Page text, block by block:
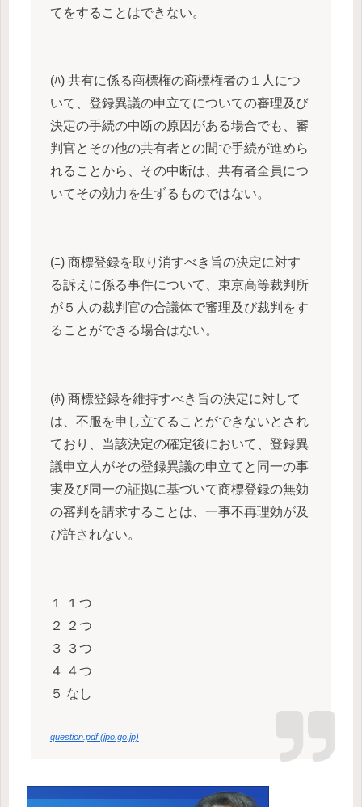
てをすることはできない。
(ﾊ) 共有に係る商標権の商標権者の１人につ
いて、登録異議の申立てについての審理及び
決定の手続の中断の原因がある場合でも、審
判官とその他の共有者との間で手続が進めら
れることから、その中断は、共有者全員につ
いてその効力を生ずるものではない。
(ﾆ) 商標登録を取り消すべき旨の決定に対す
る訴えに係る事件について、東京高等裁判所
が５人の裁判官の合議体で審理及び裁判をす
ることができる場合はない。
(ﾎ) 商標登録を維持すべき旨の決定に対して
は、不服を申し立てることができないとされ
ており、当該決定の確定後において、登録異
議申立人がその登録異議の申立てと同一の事
実及び同一の証拠に基づいて商標登録の無効
の審判を請求することは、一事不再理効が及
び許されない。
１ １つ
２ ２つ
３ ３つ
４ ４つ
５ なし
question.pdf (jpo.go.jp)